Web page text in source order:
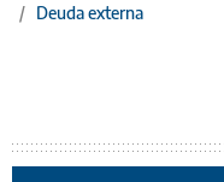
/ Deuda externa